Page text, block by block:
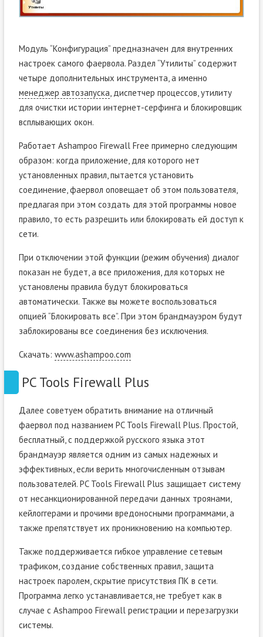
Модуль “Конфигурация” предназначен для внутренних
настроек самого фаервола. Раздел “Утилиты” содержит
четыре дополнительных инструмента, а именно
менеджер автозапуска , диспетчер процессов, утилиту
для очистки истории интернет-серфинга и блокировщик
всплывающих окон.
Работает Ashampoo Firewall Free примерно следующим
образом: когда приложение, для которого нет
установленных правил, пытается установить
соединение, фаервол оповещает об этом пользователя,
предлагая при этом создать для этой программы новое
правило, то есть разрешить или блокировать ей доступ к
сети.
При отключении этой функции (режим обучения) диалог
показан не будет, а все приложения, для которых не
установлены правила будут блокироваться
автоматически. Также вы можете воспользоваться
опцией “Блокировать все”. При этом брандмауэром будут
заблокированы все соединения без исключения.
Скачать: www.ashampoo.com
PC Tools Firewall Plus
Далее советуем обратить внимание на отличный
фаервол под названием PC Tools Firewall Plus. Простой,
бесплатный, с поддержкой русского языка этот
брандмауэр является одним из самых надежных и
эффективных, если верить многочисленным отзывам
пользователей. PC Tools Firewall Plus защищает систему
от несанкционированной передачи данных троянами,
кейлоггерами и прочими вредоносными программами, а
также препятствует их проникновению на компьютер.
Также поддерживается гибкое управление сетевым
трафиком, создание собственных правил, защита
настроек паролем, скрытие присутствия ПК в сети.
Программа легко устанавливается, не требует как в
случае с Ashampoo Firewall регистрации и перезагрузки
системы.